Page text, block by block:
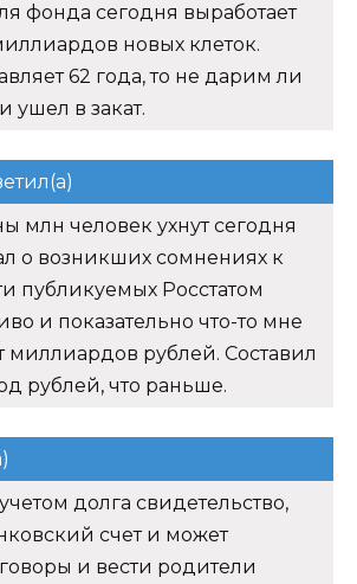
фонда сегодня выработает
новых клеток.
62 года, то не дарим ли
ушел в закат.
млн человек ухнут сегодня
о возникших сомнениях к
публикуемых Росстатом
и показательно что-то мне
миллиардов рублей. Составил
рублей, что раньше.
долга свидетельство,
счет и может
и вести родители